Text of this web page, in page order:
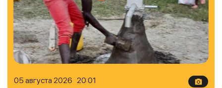
05 августа 2026 20:01